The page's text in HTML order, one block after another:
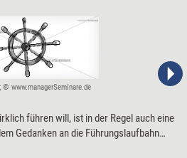
© www.managerSeminare.de
führen will, ist in der Regel auch eine
Gedanken an die Führungslaufbahn